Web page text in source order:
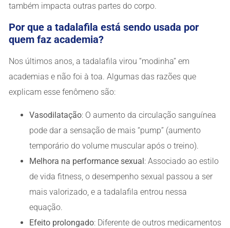
também impacta outras partes do corpo.
Por que a tadalafila está sendo usada por
quem faz academia?
Nos últimos anos, a tadalafila virou “modinha” em
academias e não foi à toa. Algumas das razões que
explicam esse fenômeno são:
Vasodilatação: O aumento da circulação sanguínea
pode dar a sensação de mais “pump” (aumento
temporário do volume muscular após o treino).
Melhora na performance sexual: Associado ao estilo
de vida fitness, o desempenho sexual passou a ser
mais valorizado, e a tadalafila entrou nessa
equação.
Efeito prolongado: Diferente de outros medicamentos